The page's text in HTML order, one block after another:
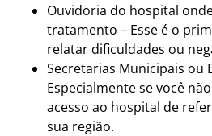
Ouvidoria do hospital
tratamento – Esse é o
relatar dificuldades ou
Secretarias Municipais ou
Especialmente se você
acesso ao hospital de
sua região.